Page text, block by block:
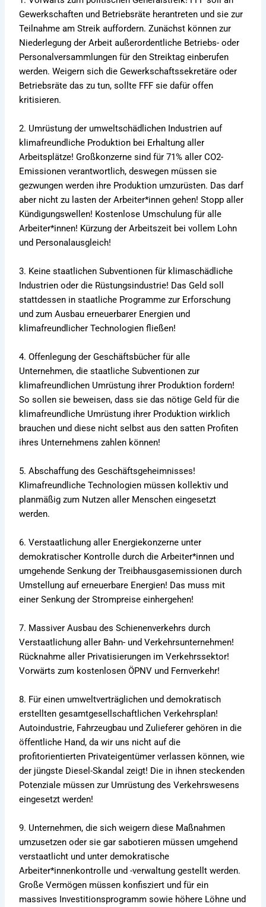
Gewerkschaften und Betriebsräte herantreten und sie zur
Teilnahme am Streik auffordern. Zunächst können zur
Niederlegung der Arbeit außerordentliche Betriebs- oder
Personalversammlungen für den Streiktag einberufen
werden. Weigern sich die Gewerkschaftssekretäre oder
Betriebsräte das zu tun, sollte FFF sie dafür offen
kritisieren.
2. Umrüstung der umweltschädlichen Industrien auf
klimafreundliche Produktion bei Erhaltung aller
Arbeitsplätze! Großkonzerne sind für 71% aller CO2-
Emissionen verantwortlich, deswegen müssen sie
gezwungen werden ihre Produktion umzurüsten. Das darf
aber nicht zu lasten der Arbeiter*innen gehen! Stopp aller
Kündigungswellen! Kostenlose Umschulung für alle
Arbeiter*innen! Kürzung der Arbeitszeit bei vollem Lohn
und Personalausgleich!
3. Keine staatlichen Subventionen für klimaschädliche
Industrien oder die Rüstungsindustrie! Das Geld soll
stattdessen in staatliche Programme zur Erforschung
und zum Ausbau erneuerbarer Energien und
klimafreundlicher Technologien fließen!
4. Offenlegung der Geschäftsbücher für alle
Unternehmen, die staatliche Subventionen zur
klimafreundlichen Umrüstung ihrer Produktion fordern!
So sollen sie beweisen, dass sie das nötige Geld für die
klimafreundliche Umrüstung ihrer Produktion wirklich
brauchen und diese nicht selbst aus den satten Profiten
ihres Unternehmens zahlen können!
5. Abschaffung des Geschäftsgeheimnisses!
Klimafreundliche Technologien müssen kollektiv und
planmäßig zum Nutzen aller Menschen eingesetzt
werden.
6. Verstaatlichung aller Energiekonzerne unter
demokratischer Kontrolle durch die Arbeiter*innen und
umgehende Senkung der Treibhausgasemissionen durch
Umstellung auf erneuerbare Energien! Das muss mit
einer Senkung der Strompreise einhergehen!
7. Massiver Ausbau des Schienenverkehrs durch
Verstaatlichung aller Bahn- und Verkehrsunternehmen!
Rücknahme aller Privatisierungen im Verkehrssektor!
Vorwärts zum kostenlosen ÖPNV und Fernverkehr!
8. Für einen umweltverträglichen und demokratisch
erstellten gesamtgesellschaftlichen Verkehrsplan!
Autoindustrie, Fahrzeugbau und Zulieferer gehören in die
öffentliche Hand, da wir uns nicht auf die
profitorientierten Privateigentümer verlassen können, wie
der jüngste Diesel-Skandal zeigt! Die in ihnen steckenden
Potenziale müssen zur Umrüstung des Verkehrswesens
eingesetzt werden!
9. Unternehmen, die sich weigern diese Maßnahmen
umzusetzen oder sie gar sabotieren müssen umgehend
verstaatlicht und unter demokratische
Arbeiter*innenkontrolle und -verwaltung gestellt werden.
Große Vermögen müssen konfisziert und für ein
massives Investitionsprogramm sowie höhere Löhne und